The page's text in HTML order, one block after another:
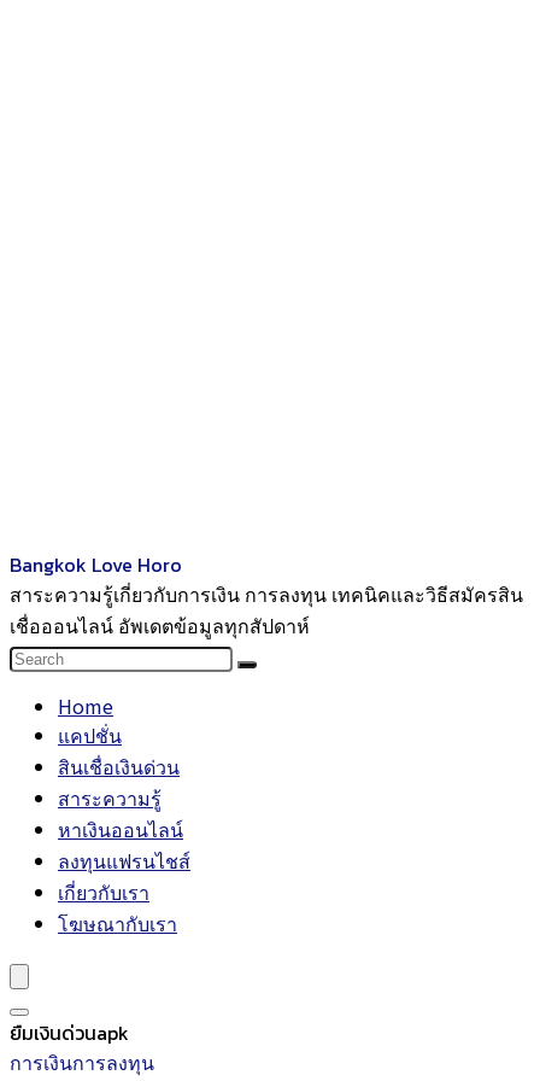
Bangkok Love Horo
สาระความรู้เกี่ยวกับการเงิน การลงทุน เทคนิคและวิธีสมัครสิน
เชื่อออนไลน์ อัพเดตข้อมูลทุกสัปดาห์
Home
แคปชั่น
สินเชื่อเงินด่วน
สาระความรู้
หาเงินออนไลน์
ลงทุนแฟรนไชส์
เกี่ยวกับเรา
โฆษณากับเรา
ยืมเงินด่วนapk
การเงินการลงทุน